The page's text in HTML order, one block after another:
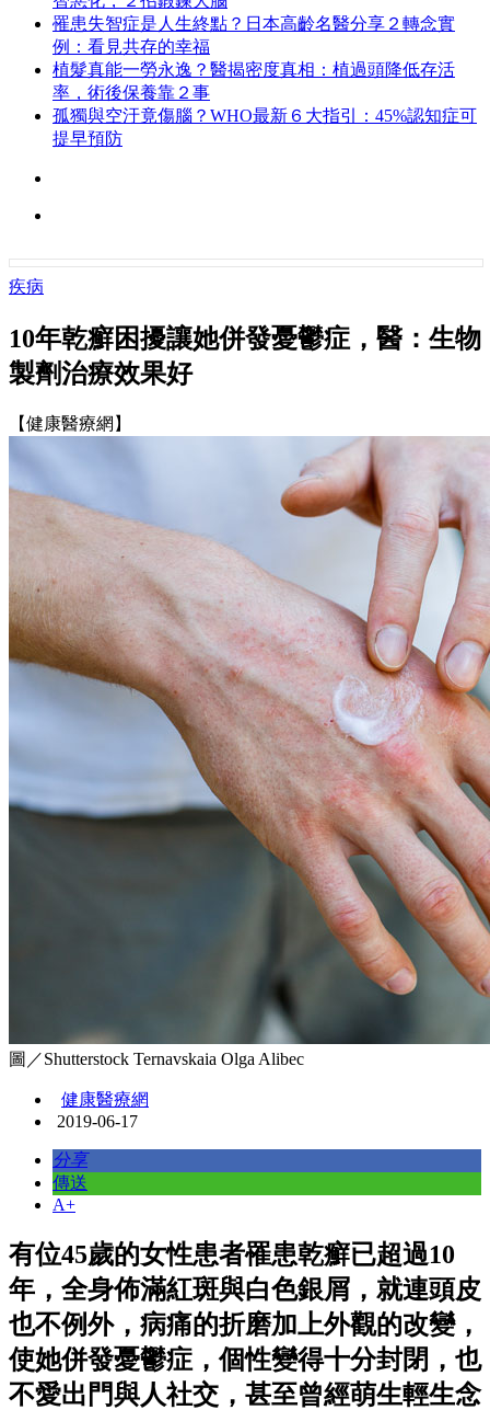
罹患失智症是人生終點？日本高齡名醫分享２轉念實
例：看見共存的幸福
植髮真能一勞永逸？醫揭密度真相：植過頭降低存活
率，術後保養靠２事
孤獨與空汙竟傷腦？WHO最新６大指引：45%認知症可
提早預防
疾病
10年乾癬困擾讓她併發憂鬱症，醫：生物
製劑治療效果好
【健康醫療網】
圖／Shutterstock Ternavskaia Olga Alibec
健康醫療網
2019-06-17
分享
傳送
A+
有位45歲的女性患者罹患乾癬已超過10
年，全身佈滿紅斑與白色銀屑，就連頭皮
也不例外，病痛的折磨加上外觀的改變，
使她併發憂鬱症，個性變得十分封閉，也
不愛出門與人社交，甚至曾經萌生輕生念